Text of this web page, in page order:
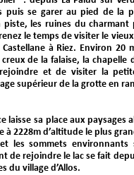
puis se garer au pied de la
les ruines du
le temps de visiter le
à Riez. Environ 20
de la falaise, la chapelle
et de visiter la
supérieur de la grotte en
laisse sa place aux paysages
2228m d’altitude le plus
les sommets
de rejoindre le lac se fait
du village d’Allos.